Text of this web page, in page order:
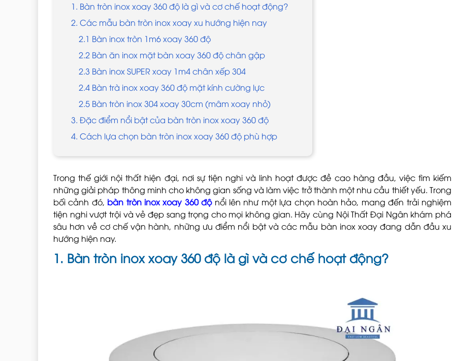
1. Bàn tròn inox xoay 360 độ là gì và cơ chế hoạt động?
2. Các mẫu bàn tròn inox xoay xu hướng hiện nay
2.1 Bàn inox tròn 1m6 xoay 360 độ
2.2 Bàn ăn inox mặt bàn xoay 360 độ chân gập
2.3 Bàn inox SUPER xoay 1m4 chân xếp 304
2.4 Bàn trà inox xoay 360 độ mặt kính cường lực
2.5 Bàn tròn inox 304 xoay 30cm (mâm xoay nhỏ)
3. Đặc điểm nổi bật của bàn tròn inox xoay 360 độ
4. Cách lựa chọn bàn tròn inox xoay 360 độ phù hợp
Trong thế giới nội thất hiện đại, nơi sự tiện nghi và linh hoạt được đề cao hàng đầu, việc tìm kiếm
những giải pháp thông minh cho không gian sống và làm việc trở thành một nhu cầu thiết yếu. Trong
bối cảnh đó, bàn tròn inox xoay 360 độnổi lên như một lựa chọn hoàn hảo, mang đến trải nghiệm
tiện nghi vượt trội và vẻ đẹp sang trọng cho mọi không gian. Hãy cùng Nội Thất Đại Ngân khám phá
sâu hơn về cơ chế vận hành, những ưu điểm nổi bật và các mẫu bàn inox xoay đang dẫn đầu xu
hướng hiện nay.
1. Bàn tròn inox xoay 360 độ là gì và cơ chế hoạt động?